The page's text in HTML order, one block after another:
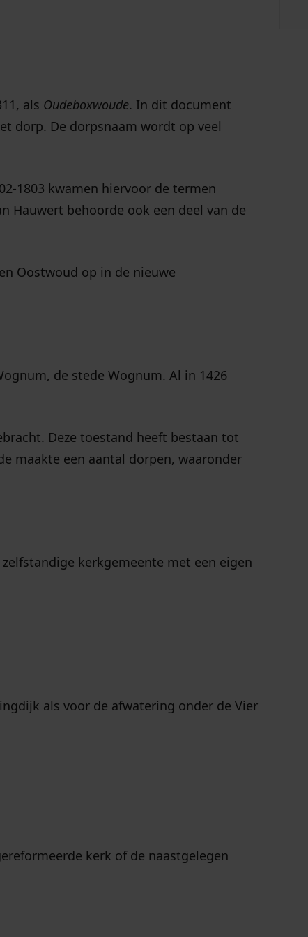
als Oudeboxwoude. In dit document
dorp. De dorpsnaam wordt op veel
1803 kwamen hiervoor de termen
Hauwert behoorde ook een deel van de
Oostwoud op in de nieuwe
de stede Wognum. Al in 1426
Deze toestand heeft bestaan tot
maakte een aantal dorpen, waaronder
kerkgemeente met een eigen
als voor de afwatering onder de Vier
kerk of de naastgelegen